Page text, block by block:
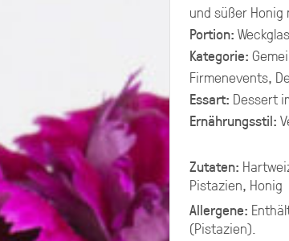
und süßer
Portion:
Kategorie:
Firmenevents,
Essart: Dessert
Ernährungsstil:
Zutaten:
Pistazien, Honig
Allergene:
(Pistazien).
PLATTEN
selbst zusammenstellen.
ungefähr 10-11 XL-Platten.
mehreren Platten Brot,
Fingerfood.